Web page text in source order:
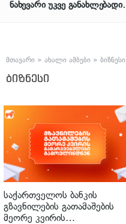
ნახევარი უკვე განახლებადი
მთავარი » ახალი ამბები » ბიზნესი
ბიზნესი
საქართველოს ბანკის
გზავნილების გათამაშების
მეორე კვირის